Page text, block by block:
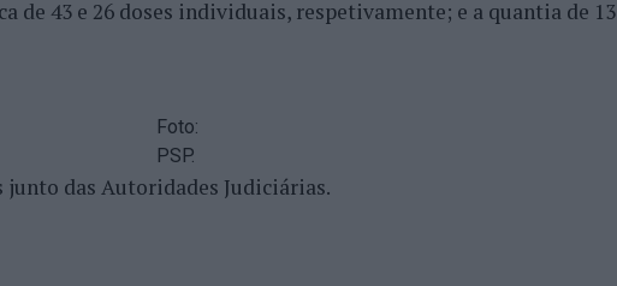
de 43 e 26 doses individuais, respetivamente; e a quantia de 13
Foto:
PSP.
junto das Autoridades Judiciárias.